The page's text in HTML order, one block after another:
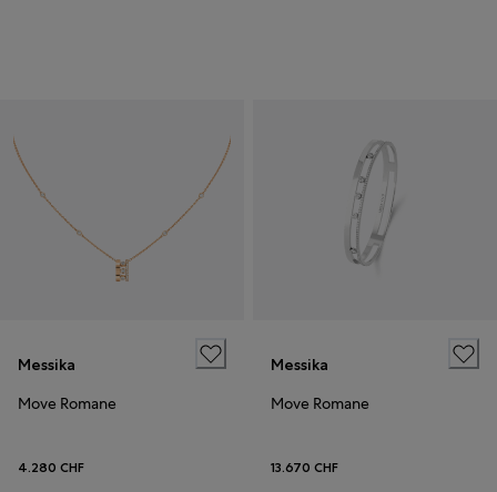
Messika
Move Romane
4.280 CHF
Messika
Move Romane
13.670 CHF